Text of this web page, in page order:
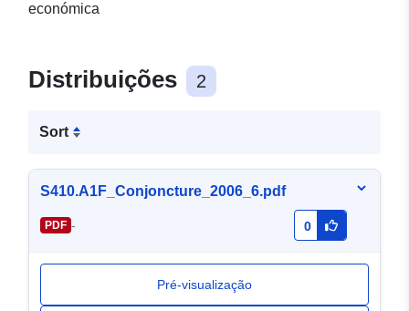
económica
Distribuições 2
Sort
S410.A1F_Conjoncture_2006_6.pdf
PDF - 0
Pré-visualização